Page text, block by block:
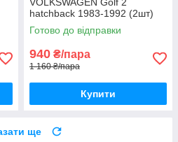
hatchback 1983-1992 (2шт)
передні Підкрилки
Фольксваген Гольф 2 хетчбек
Готово до відправки
940 ₴/пара
1 160 ₴/пара
Купити
ще